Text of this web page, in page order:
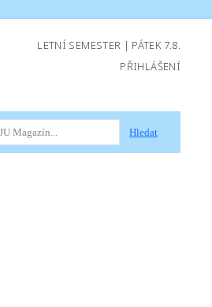
LETNÍ SEMESTER | PÁTEK 7.8.
PŘIHLÁŠENÍ
Hledat